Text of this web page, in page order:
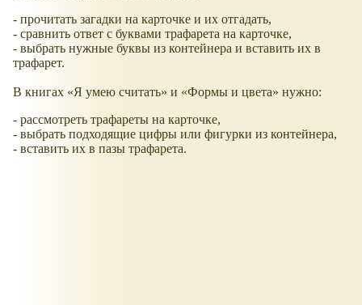
- прочитать загадки на карточке и их отгадать,
- сравнить ответ с буквами трафарета на карточке,
- выбрать нужные буквы из контейнера и вставить их в
трафарет.
В книгах Я умею считать и Формы и цвета
нужно:
- рассмотреть трафареты на карточке,
- выбрать подходящие цифры или фигурки из контейнера,
- вставить их в пазы трафарета.